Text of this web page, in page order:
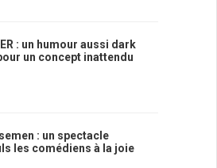
: un humour aussi dark
un concept inattendu
: un spectacle
les comédiens à la joie